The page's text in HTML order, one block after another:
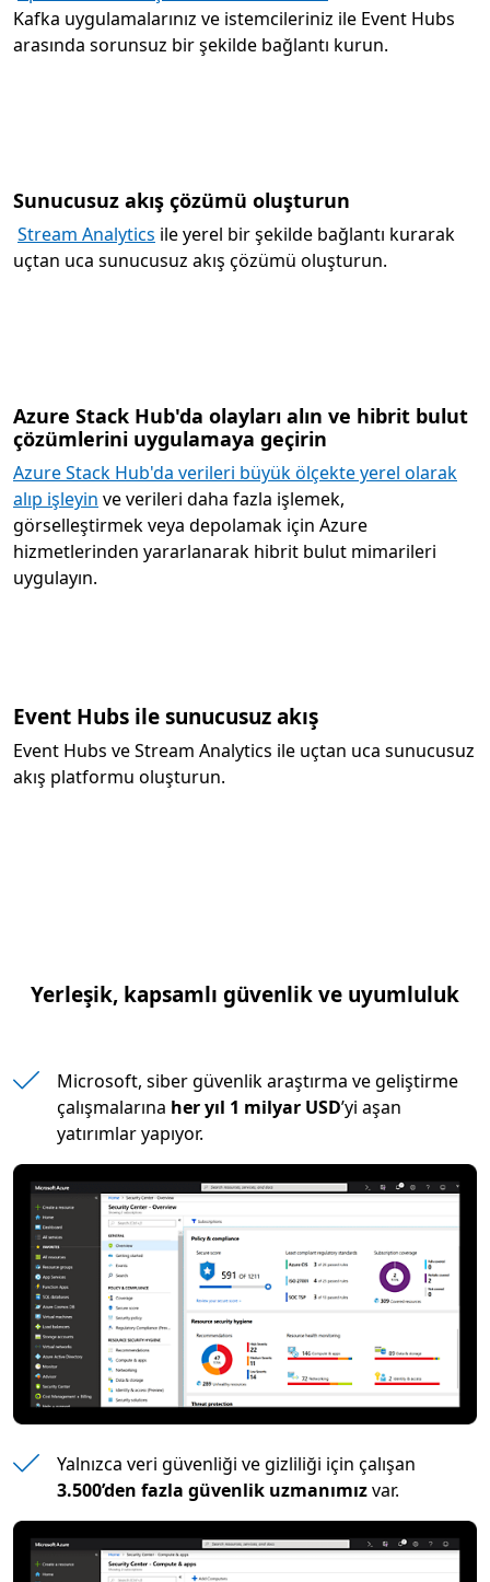
Kafka uygulamalarınız ve istemcileriniz ile Event Hubs
arasında sorunsuz bir şekilde bağlantı kurun.
Sunucusuz akış çözümü oluşturun
Stream Analytics ile yerel bir şekilde bağlantı kurarak
uçtan uca sunucusuz akış çözümü oluşturun.
Azure Stack Hub'da olayları alın ve hibrit bulut
çözümlerini uygulamaya geçirin
Azure Stack Hub'da verileri büyük ölçekte yerel olarak
alıp işleyin ve verileri daha fazla işlemek,
görselleştirmek veya depolamak için Azure
hizmetlerinden yararlanarak hibrit bulut mimarileri
uygulayın.
Event Hubs ile sunucusuz akış
Event Hubs ve Stream Analytics ile uçtan uca sunucusuz
akış platformu oluşturun.
Yerleşik, kapsamlı güvenlik ve uyumluluk
Microsoft, siber güvenlik araştırma ve geliştirme
çalışmalarına her yıl 1 milyar USD’yi aşan
yatırımlar yapıyor.
Yalnızca veri güvenliği ve gizliliği için çalışan
3.500’den fazla güvenlik uzmanımızvar.